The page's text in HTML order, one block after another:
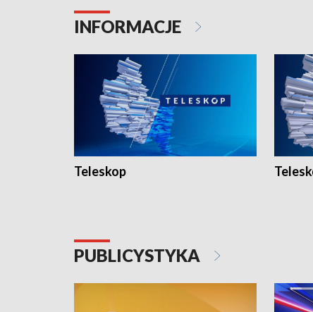
INFORMACJE
Teleskop
PUBLICYSTYKA